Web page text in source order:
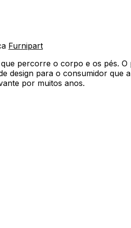
Furnipart
percorre o corpo e os pés.
design para o consumidor
por muitos anos.